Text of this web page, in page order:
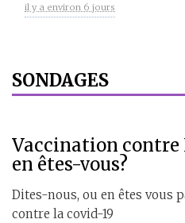
il y a environ 6 jours
SONDAGES
Vaccination contre
en êtes-vous?
Dites-nous, ou en êtes vous
contre la covid-19